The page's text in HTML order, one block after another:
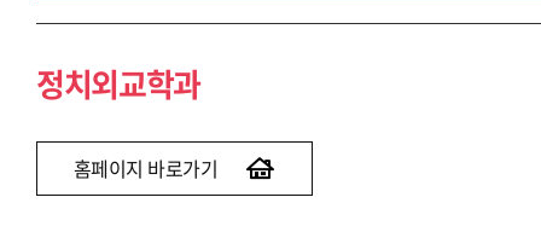
정치외교학과
정치외교학과
홈페이지 바로가기